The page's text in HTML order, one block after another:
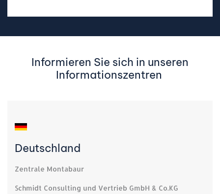
Informieren Sie sich in unseren
Informationszentren
Deutschland
Zentrale Montabaur
Schmidt Consulting und Vertrieb GmbH & Co.KG